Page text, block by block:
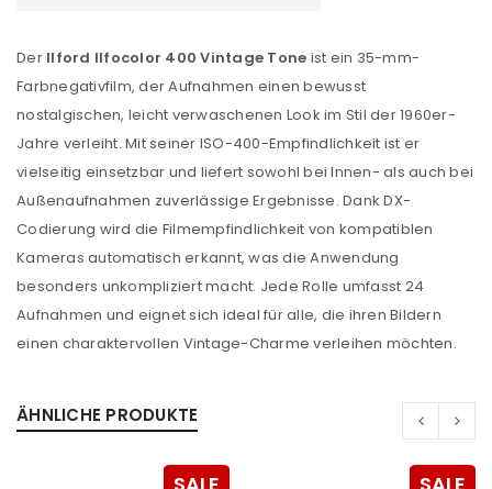
Der Ilford Ilfocolor 400 Vintage Tone ist ein 35-mm-
Farbnegativfilm, der Aufnahmen einen bewusst
nostalgischen, leicht verwaschenen Look im Stil der 1960er-
Jahre verleiht. Mit seiner ISO-400-Empfindlichkeit ist er
vielseitig einsetzbar und liefert sowohl bei Innen- als auch bei
Außenaufnahmen zuverlässige Ergebnisse. Dank DX-
Codierung wird die Filmempfindlichkeit von kompatiblen
Kameras automatisch erkannt, was die Anwendung
besonders unkompliziert macht. Jede Rolle umfasst 24
Aufnahmen und eignet sich ideal für alle, die ihren Bildern
einen charaktervollen Vintage-Charme verleihen möchten.
ÄHNLICHE PRODUKTE
SALE SALE